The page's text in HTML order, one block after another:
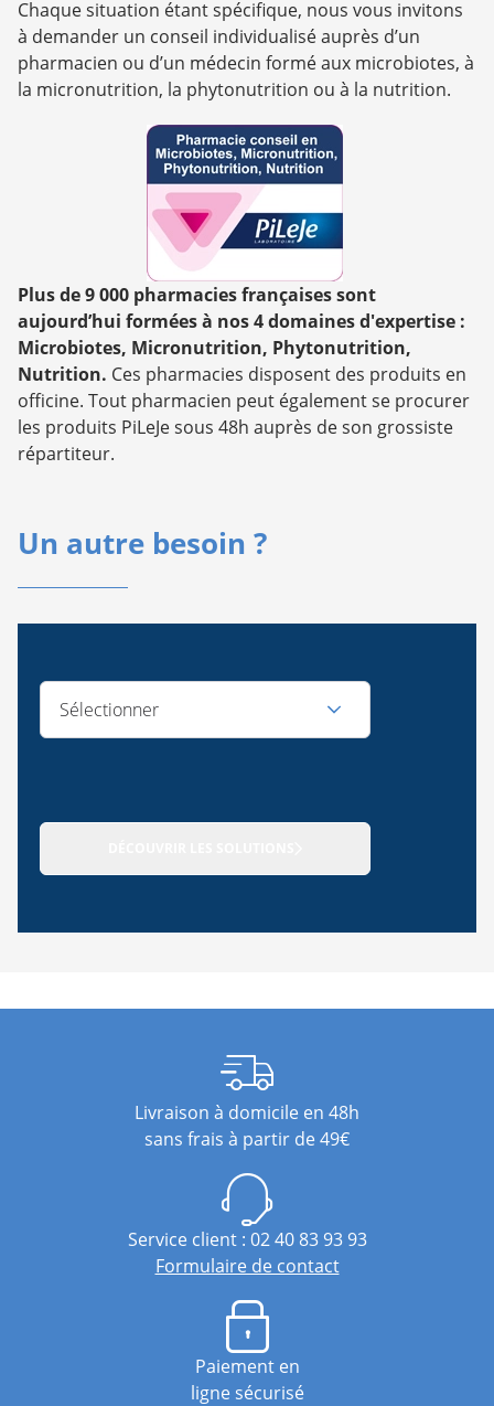
Chaque situation étant spécifique, nous vous invitons
à demander un conseil individualisé auprès d’un
pharmacien ou d’un médecin formé aux microbiotes, à
la micronutrition, la phytonutrition ou à la nutrition.
Plus de 9 000 pharmacies françaises sont
aujourd’hui formées à nos 4 domaines d'expertise :
Microbiotes, Micronutrition, Phytonutrition,
Nutrition. Ces pharmacies disposent des produits en
officine. Tout pharmacien peut également se procurer
les produits PiLeJe sous 48h auprès de son grossiste
répartiteur.
Un autre besoin ?
Sélectionner
Livraison à domicile en 48h
sans frais à partir de 49€
Service client : 02 40 83 93 93
Formulaire de contact
Paiement en
ligne sécurisé